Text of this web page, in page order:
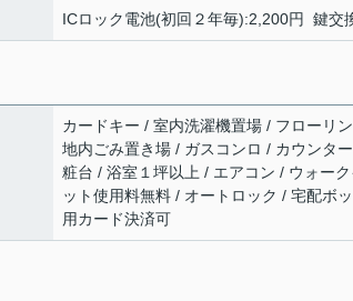
ICロック電池(初回２年毎):2,200円 鍵
カードキー / 室内洗濯機置場 / フローリ
地内ごみ置き場 / ガスコンロ / カウンタ
粧台 / 浴室１坪以上 / エアコン / ウォー
ット使用料無料 / オートロック / 宅配ボ
用カード決済可